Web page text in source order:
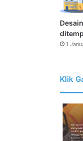
1
Klik